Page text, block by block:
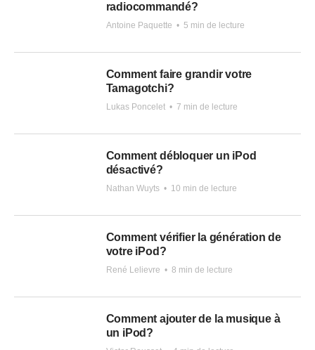
radiocommandé?
Antoine Paquette • 5 min de lecture
Comment faire grandir votre
Tamagotchi?
Lukas Poncelet • 7 min de lecture
Comment débloquer un iPod
désactivé?
Nathan Wuyts • 10 min de lecture
Comment vérifier la génération de
votre iPod?
René Lelievre • 8 min de lecture
Comment ajouter de la musique à
un iPod?